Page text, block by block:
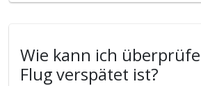
Wie kann ich
Flug verspätet ist?